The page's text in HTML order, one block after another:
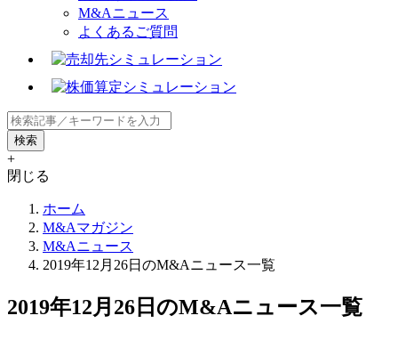
M&Aニュース
よくあるご質問
+
閉じる
ホーム
M&Aマガジン
M&Aニュース
2019年12月26日のM&Aニュース一覧
2019年12月26日のM&Aニュース一覧